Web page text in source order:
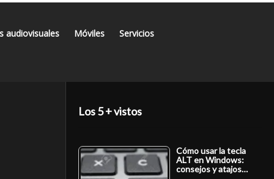
audiovisuales Móviles Servicios
Los 5 + vistos
Cómo usar la tecla
ALT en Windows:
consejos y atajos…